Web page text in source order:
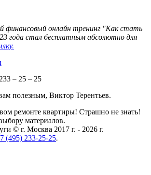
финансовый онлайн тренинг "Как стать
года стал бесплатным абсолютно для
– 25 – 25
полезным, Виктор Терентьев.
ремонте квартиры! Страшно не знать!
материалов.
© г. Москва 2017 г. - 2026 г.
(495) 233-25-25.